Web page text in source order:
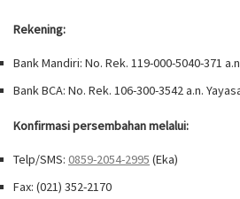
Rekening:
Bank Mandiri: No. Rek. 119-000-5040-371
Bank BCA: No. Rek. 106-300-3542 a.n.
Konfirmasi persembahan melalui:
Telp/SMS: 0859-2054-2995 (Eka)
Fax: (021) 352-2170